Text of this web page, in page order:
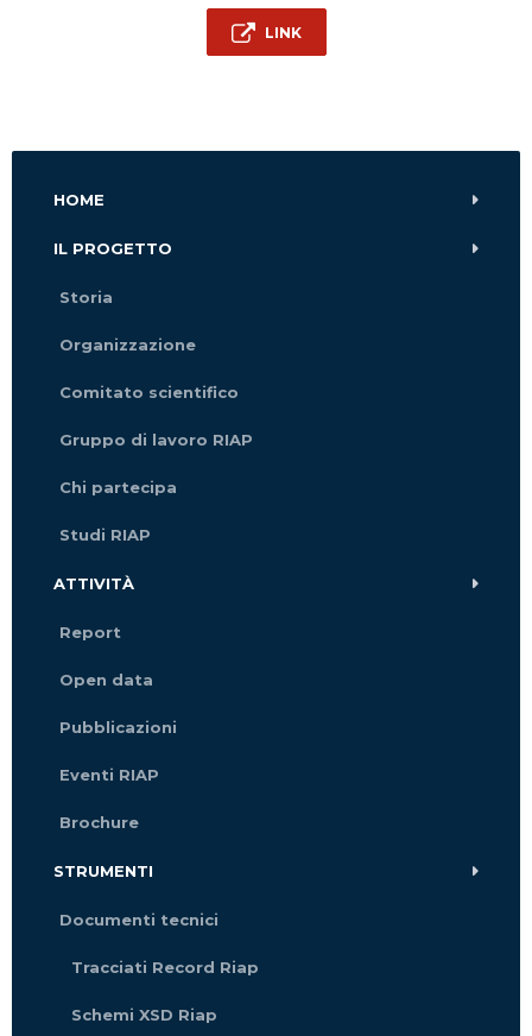
LINK
HOME
IL PROGETTO
Storia
Organizzazione
Comitato scientifico
Gruppo di lavoro RIAP
Chi partecipa
Studi RIAP
ATTIVITÀ
Report
Open data
Pubblicazioni
Eventi RIAP
Brochure
STRUMENTI
Documenti tecnici
Tracciati Record Riap
Schemi XSD Riap